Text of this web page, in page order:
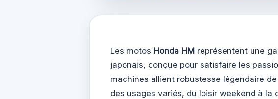
Les motos Honda HM représentent une
japonais, conçue pour satisfaire les
machines allient robustesse légendaire
des usages variés, du loisir weekend à la